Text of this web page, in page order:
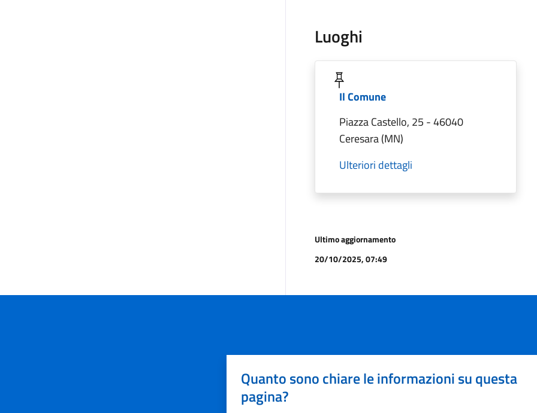
Luoghi
Il Comune
Piazza Castello, 25 - 46040
Ceresara (MN)
Ulteriori dettagli
Ultimo aggiornamento
20/10/2025, 07:49
Quanto sono chiare le informazioni su questa
pagina?